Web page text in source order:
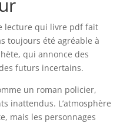
lecture qui livre pdf fait
toujours été agréable à
qui annonce des
futurs incertains.
un roman policier,
inattendus. L’atmosphère
mais les personnages